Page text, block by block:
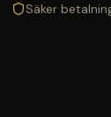
Säker